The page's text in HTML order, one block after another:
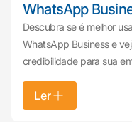
WhatsApp
Descubra se é melhor
WhatsApp Business e
credibilidade para sua
Ler